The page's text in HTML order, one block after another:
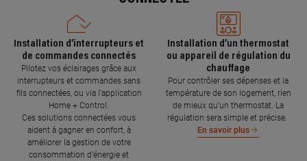
Installation d’interrupteurs et
de commandes connectés
Pilotez vos éclairages grâce aux
interrupteurs et commandes sans
fils connectées, ou via l'application
Home + Control.
Ces solutions connectées vous
aident à gagner en confort, à
améliorer la gestion de votre
consommation d’énergie et
Installation d’un thermostat
ou appareil de régulation du
chauffage
Pour contrôler ses dépenses et la
température de son logement, rien
de mieux qu’un thermostat. La
régulation sera simple et précise.
En savoir plus